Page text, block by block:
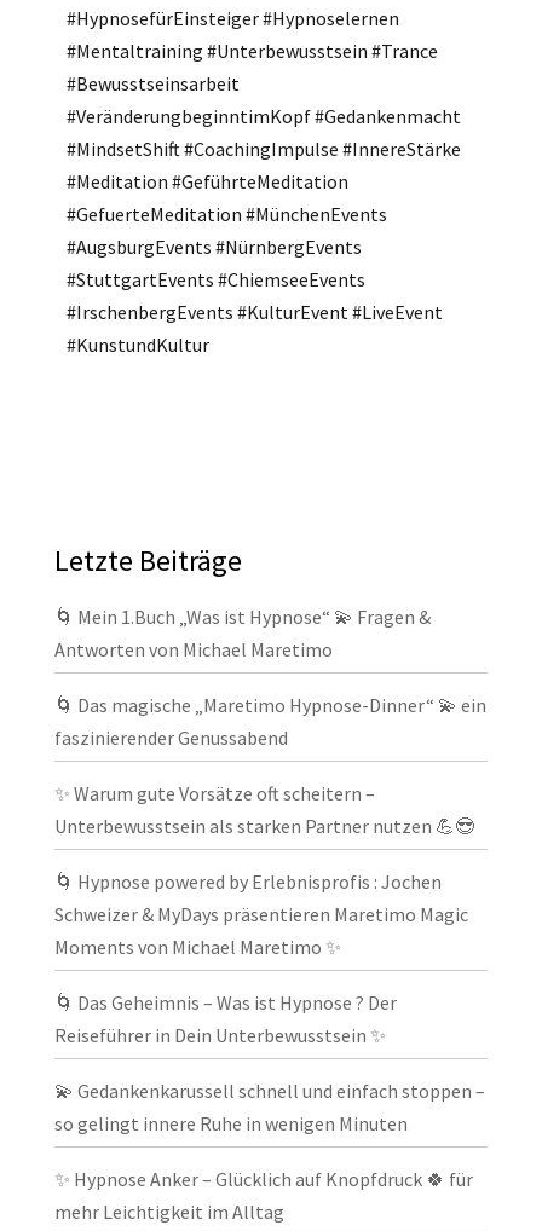
#HypnosefürEinsteiger #Hypnoselernen
#Mentaltraining #Unterbewusstsein #Trance
#Bewusstseinsarbeit
#VeränderungbeginntimKopf #Gedankenmacht
#MindsetShift #CoachingImpulse #InnereStärke
#Meditation #GeführteMeditation
#GefuerteMeditation #MünchenEvents
#AugsburgEvents #NürnbergEvents
#StuttgartEvents #ChiemseeEvents
#IrschenbergEvents #KulturEvent #LiveEvent
#KunstundKultur
Letzte Beiträge
🌀 Mein 1.Buch „Was ist Hypnose“ 💫 Fragen &
Antworten von Michael Maretimo
🌀 Das magische „Maretimo Hypnose-Dinner“ 💫 ein
faszinierender Genussabend
✨ Warum gute Vorsätze oft scheitern –
Unterbewusstsein als starken Partner nutzen 💪😎
🌀 Hypnose powered by Erlebnisprofis : Jochen
Schweizer & MyDays präsentieren Maretimo Magic
Moments von Michael Maretimo ✨
🌀 Das Geheimnis – Was ist Hypnose ? Der
Reiseführer in Dein Unterbewusstsein ✨
💫 Gedankenkarussell schnell und einfach stoppen –
so gelingt innere Ruhe in wenigen Minuten
✨ Hypnose Anker – Glücklich auf Knopfdruck 🍀 für
mehr Leichtigkeit im Alltag